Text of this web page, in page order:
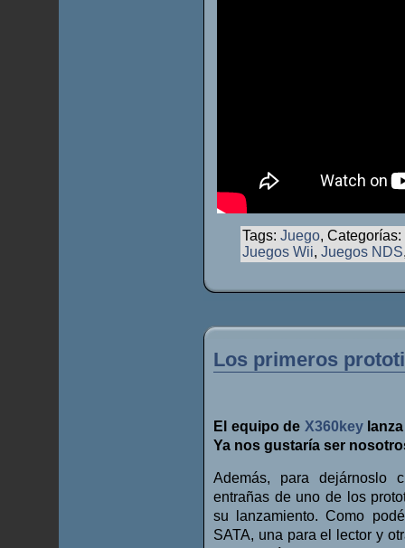
Tags: Juego, Categorías:
Juegos Wii, Juegos NDS
Los primeros
El equipo de X360keylanza
Ya nos gustaría ser
Además, para dejárnoslo
entrañas de uno de los
su lanzamiento. Como
SATA, una para el lector y